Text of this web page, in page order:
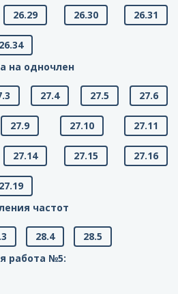
26.29 26.30 26.31
26.34
на одночлен
27.4 27.5 27.6
27.9 27.10 27.11
27.14 27.15 27.16
27.19
частот
28.4
28.5
работа №5: